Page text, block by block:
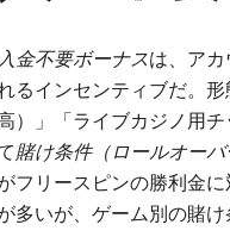
入金不要ボーナスは、ア
るインセンティブだ。
）」「ライブカジノ用
賭け条件（ロールオーバ
フリースピンの勝利金
多いが、ゲーム別の賭